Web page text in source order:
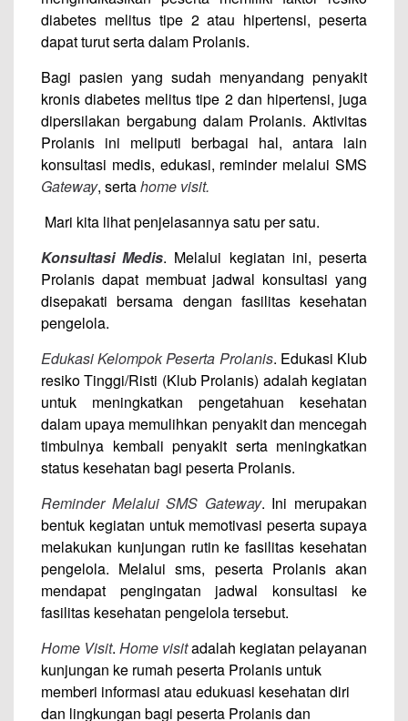
diabetes melitus tipe 2 atau hipertensi, peserta
dapat turut serta dalam Prolanis.
Bagi pasien yang sudah menyandang penyakit
kronis diabetes melitus tipe 2 dan hipertensi, juga
dipersilakan bergabung dalam Prolanis. Aktivitas
Prolanis ini meliputi berbagai hal, antara lain
konsultasi medis, edukasi, reminder melalui SMS
Gateway, sertahome visit.
Mari kita lihat penjelasannya satu per satu.
Konsultasi Medis. Melalui kegiatan ini, peserta
Prolanis dapat membuat jadwal konsultasi yang
disepakati bersama dengan fasilitas kesehatan
pengelola.
Edukasi Kelompok Peserta Prolanis. Edukasi Klub
resiko Tinggi/Risti (Klub Prolanis) adalah kegiatan
untuk meningkatkan pengetahuan kesehatan
dalam upaya memulihkan penyakit dan mencegah
timbulnya kembali penyakit serta meningkatkan
status kesehatan bagi peserta Prolanis.
Reminder Melalui SMS Gateway. Ini merupakan
bentuk kegiatan untuk memotivasi peserta supaya
melakukan kunjungan rutin ke fasilitas kesehatan
pengelola. Melalui sms, peserta Prolanis akan
mendapat pengingatan jadwal konsultasi ke
fasilitas kesehatan pengelola tersebut.
Home Visit. Home visitadalah kegiatan pelayanan
kunjungan ke rumah peserta Prolanis untuk
memberi informasi atau edukuasi kesehatan diri
dan lingkungan bagi peserta Prolanis dan